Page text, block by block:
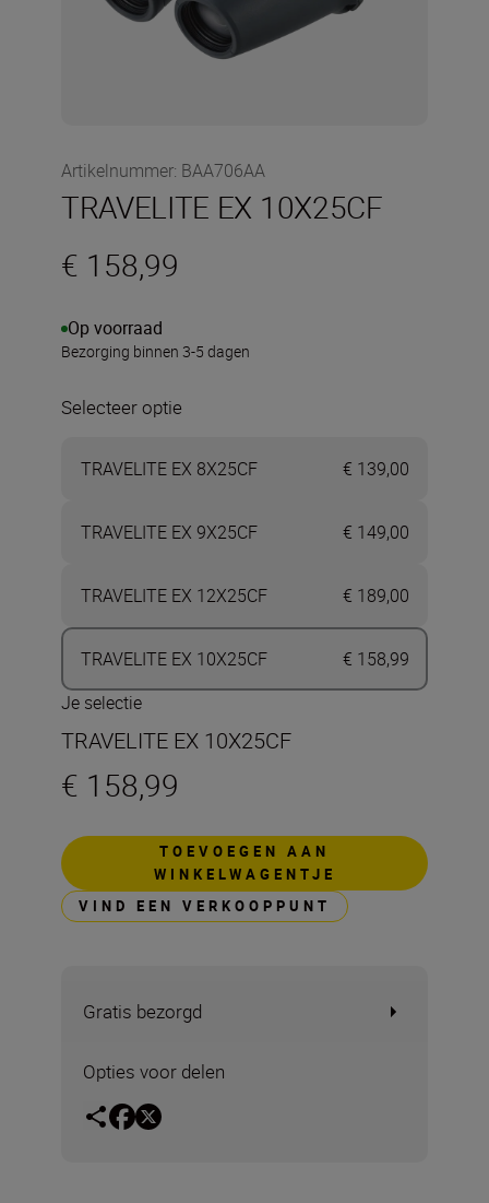
Artikelnummer: BAA706AA
TRAVELITE EX 10X25CF
€ 158,99
Op voorraad
Bezorging binnen 3-5 dagen
Selecteer optie
TRAVELITE EX 8X25CF € 139,00
TRAVELITE EX 9X25CF € 149,00
TRAVELITE EX 12X25CF € 189,00
TRAVELITE EX 10X25CF
€ 158,99
Je selectie
TRAVELITE EX 10X25CF
€ 158,99
TOEVOEGEN AAN
WINKELWAGENTJE
VIND EEN VERKOOPPUNT
Gratis bezorgd
Opties voor delen